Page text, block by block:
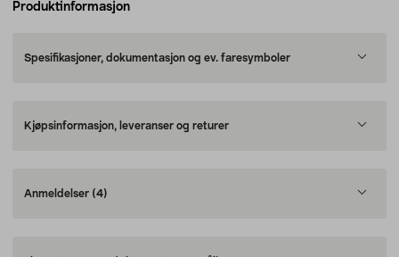
Produktinformasjon
Spesifikasjoner, dokumentasjon og ev. faresymboler
Kjøpsinformasjon, leveranser og returer
Anmeldelser (4)